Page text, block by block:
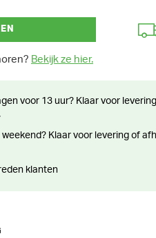
Bekijk ze hier.
klanten